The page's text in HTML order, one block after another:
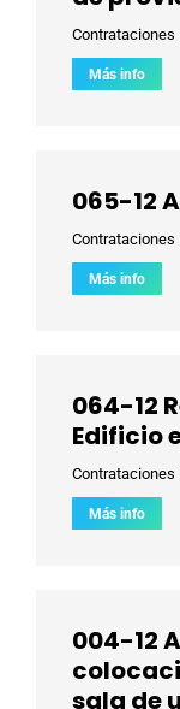
Más info
065-12
Más info
064-12
Edificio
Más info
004-12
sala de